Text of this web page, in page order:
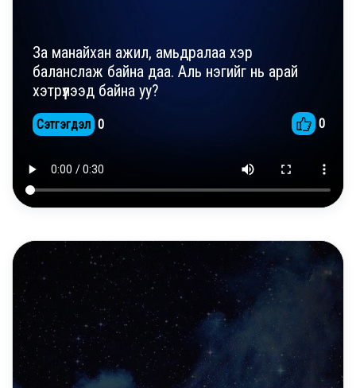
За манайхан ажил, амьдралаа хэр
баланслаж байна даа. Аль нэгийг нь арай
хэтрүүлээд байна уу?
Сэтгэгдэл 0 0
DAILY REELS